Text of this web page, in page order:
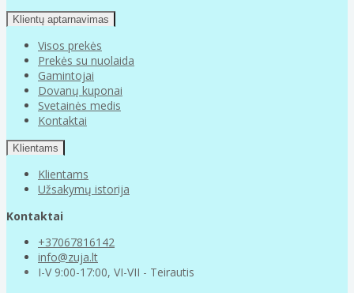
Klientų aptarnavimas
Visos prekės
Prekės su nuolaida
Gamintojai
Dovanų kuponai
Svetainės medis
Kontaktai
Klientams
Klientams
Užsakymų istorija
Kontaktai
+37067816142
info@zuja.lt
I-V 9:00-17:00, VI-VII - Teirautis